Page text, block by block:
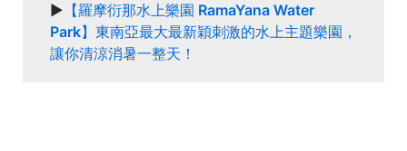
► 【羅摩衍那水上樂園 RamaYana Water
Park】東南亞最大最新穎刺激的水上主題樂園，
讓你清涼消暑一整天！